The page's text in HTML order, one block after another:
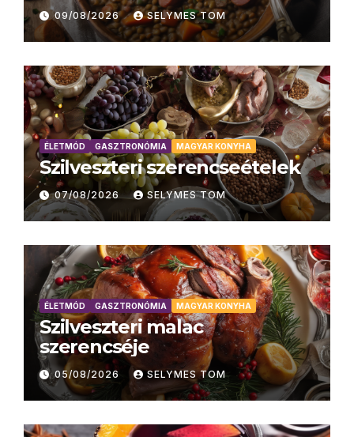
09/08/2026 SELYMES TOM
ÉLETMÓD GASZTRONÓMIA MAGYAR KONYHA
Szilveszteri szerencseételek
07/08/2026 SELYMES TOM
ÉLETMÓD GASZTRONÓMIA MAGYAR KONYHA
Szilveszteri malac
szerencséje
05/08/2026 SELYMES TOM